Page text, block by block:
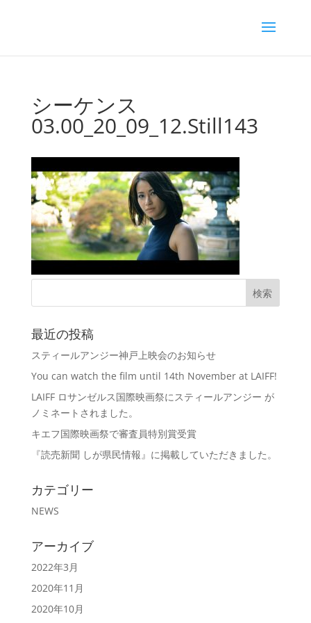
シーケンス
03.00_20_09_12.Still143
最近の投稿
スティールアンジー神戸上映会のお知らせ
You can watch the film until 14th November at LAIFF!
LAIFF ロサンゼルス国際映画祭にスティールアンジー が
ノミネートされました。
キエフ国際映画祭で審査員特別賞受賞
『読売新聞 しが県民情報』に掲載していただきました。
カテゴリー
NEWS
アーカイブ
2022年3月
2020年11月
2020年10月